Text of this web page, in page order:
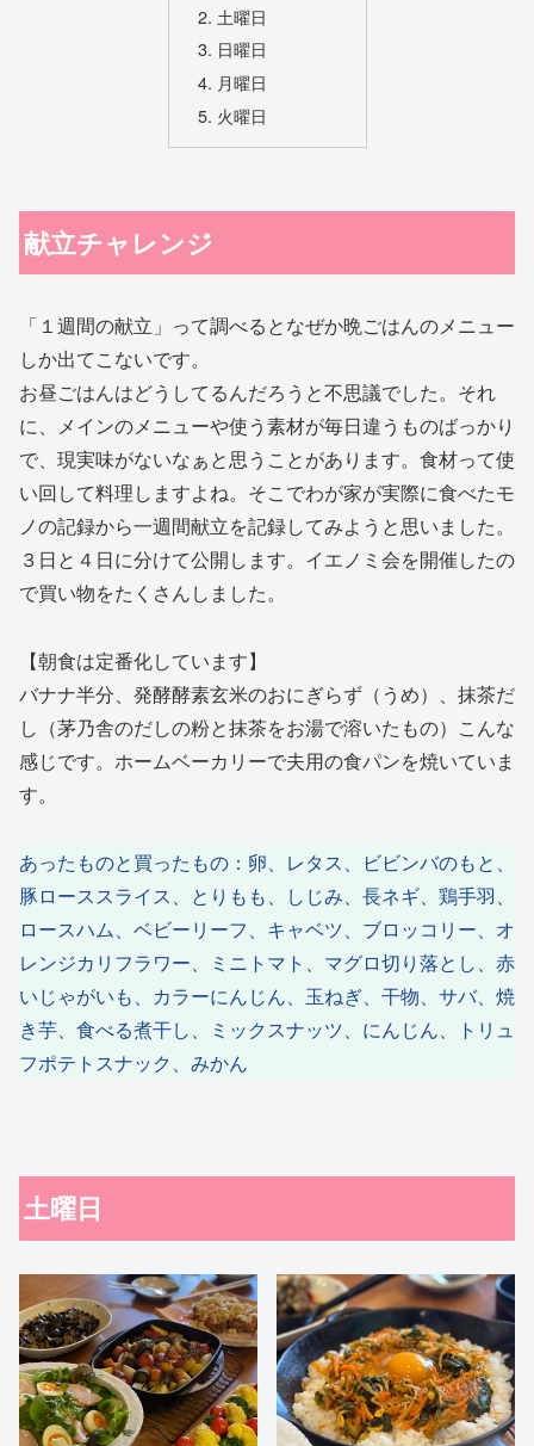
土曜日
日曜日
月曜日
火曜日
献立チャレンジ
「１週間の献立」って調べるとなぜか晩ごはんのメニュー
しか出てこないです。
お昼ごはんはどうしてるんだろうと不思議でした。それ
に、メインのメニューや使う素材が毎日違うものばっかり
で、現実味がないなぁと思うことがあります。食材って使
い回して料理しますよね。そこでわが家が実際に食べたモ
ノの記録から一週間献立を記録してみようと思いました。
３日と４日に分けて公開します。イエノミ会を開催したの
で買い物をたくさんしました。
【朝食は定番化しています】
バナナ半分、発酵酵素玄米のおにぎらず（うめ）、抹茶だ
し（茅乃舎のだしの粉と抹茶をお湯で溶いたもの）こんな
感じです。ホームベーカリーで夫用の食パンを焼いていま
す。
あったものと買ったもの：卵、レタス、ビビンバのもと、
豚ローススライス、とりもも、しじみ、長ネギ、鶏手羽、
ロースハム、ベビーリーフ、キャベツ、ブロッコリー、オ
レンジカリフラワー、ミニトマト、マグロ切り落とし、赤
いじゃがいも、カラーにんじん、玉ねぎ、干物、サバ、焼
き芋、食べる煮干し、ミックスナッツ、にんじん、トリュ
フポテトスナック、みかん
土曜日